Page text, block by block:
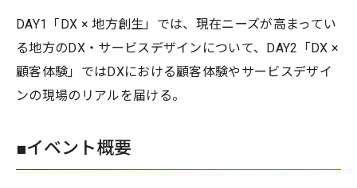
DAY1「DX × 地方創生」では、現在ニーズが高まってい
る地方のDX・サービスデザインについて、DAY2「DX ×
顧客体験」ではDXにおける顧客体験やサービスデザイ
ンの現場のリアルを届ける。
■イベント概要